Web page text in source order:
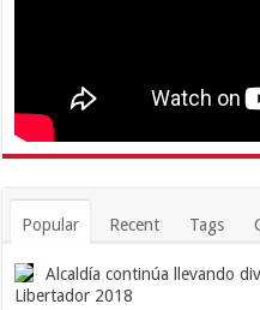
Popular Recent Tags
Alcaldía continúa llevando
Libertador 2018